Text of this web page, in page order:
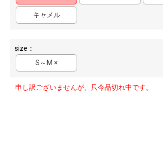
キャメル
size：
S～M ×
申し訳ございませんが、只今品切れ中です。